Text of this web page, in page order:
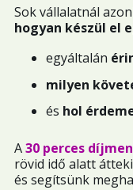
Ez egy
Nincs javaslat,
Sok vállalatnál
hogyan készül el
egyáltalán
milyen
és hol
A30 perces
rövid idő alatt
és segítsünk